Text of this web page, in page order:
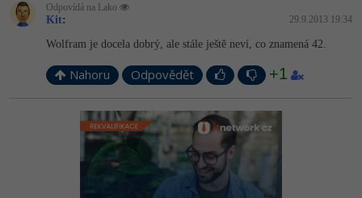
Odpovídá na Lako
Kit: 29.9.2013 19:34
Wolfram je docela dobrý, ale stále ještě neví, co znamená 42.
Nahoru Odpovědět +1